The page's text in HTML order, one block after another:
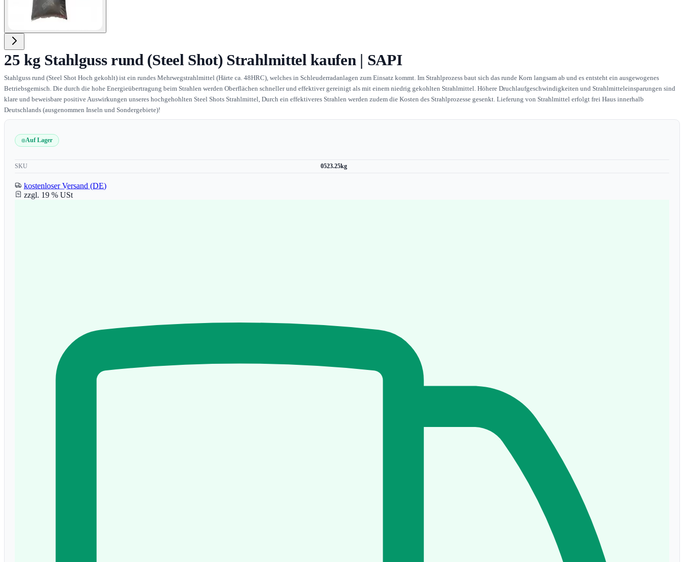
25 kg Stahlguss rund (Steel Shot) Strahlmittel kaufen | SAPI
Stahlguss rund (Steel Shot Hoch gekohlt) ist ein rundes Mehrwegstrahlmittel (Härte ca. 48HRC), welches in Schleuderradanlagen zum Einsatz kommt. Im Strahlprozess baut sich das runde Korn langsam ab und es entsteht ein ausgewogenes
Betriebsgemisch. Die durch die hohe Energieübertragung beim Strahlen werden Oberflächen schneller und effektiver gereinigt als mit einem niedrig gekohlten Strahlmittel. Höhere Druchlaufgeschwindigkeiten und Strahlmitteleinsparungen sind
klare und beweisbare positive Auswirkungen unseres hochgehohlten Steel Shots Strahlmittel, Durch ein effektiveres Strahlen werden zudem die Kosten des Strahlprozesse gesenkt. Lieferung von Strahlmittel erfolgt frei Haus innerhalb
Deutschlands (ausgenommen Inseln und Sondergebiete)!
Auf Lager
SKU 0523.25kg
kostenloser Versand (DE)
zzgl. 19 % USt